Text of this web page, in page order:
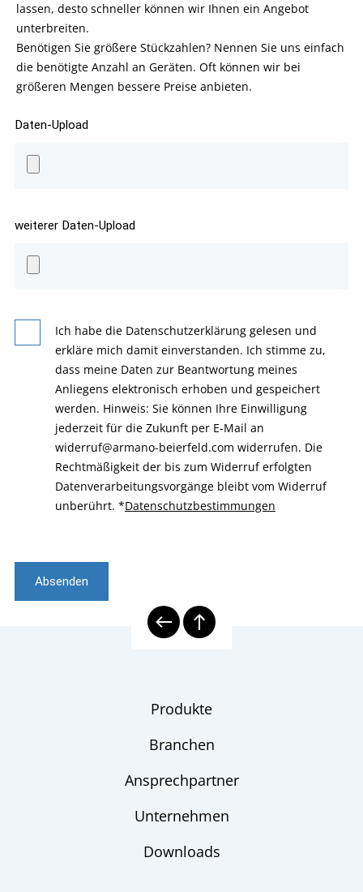
lassen, desto schneller können wir Ihnen ein Angebot
unterbreiten.
Benötigen Sie größere Stückzahlen? Nennen Sie uns einfach
die benötigte Anzahl an Geräten. Oft können wir bei
größeren Mengen bessere Preise anbieten.
Daten-Upload
weiterer Daten-Upload
Ich habe die Datenschutzerklärung gelesen und
erkläre mich damit einverstanden. Ich stimme zu,
dass meine Daten zur Beantwortung meines
Anliegens elektronisch erhoben und gespeichert
werden. Hinweis: Sie können Ihre Einwilligung
jederzeit für die Zukunft per E-Mail an
widerruf@armano-beierfeld.com widerrufen. Die
Rechtmäßigkeit der bis zum Widerruf erfolgten
Datenverarbeitungsvorgänge bleibt vom Widerruf
unberührt. *Datenschutzbestimmungen
Absenden
Produkte
Branchen
Ansprechpartner
Unternehmen
Downloads